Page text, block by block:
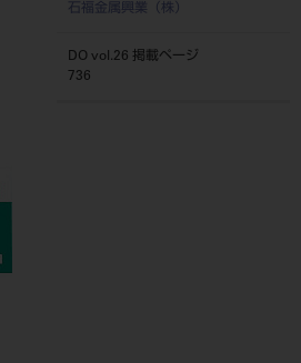
石福金属興業（株）
DO vol.26 掲載ページ
736